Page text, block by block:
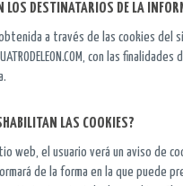
LOS DESTINATARIOS DE LA
obtenida a través de las cookies del
con las
LAS COOKIES?
web, el usuario verá un aviso de
de la forma en la que puede